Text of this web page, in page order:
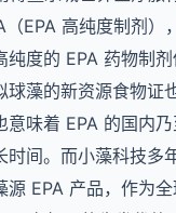
（EPA 高纯度制剂）
纯度的 EPA 药物制
球藻的新资源食物证
意味着 EPA 的国内
时间。而小藻科技多
源 EPA 产品，作为